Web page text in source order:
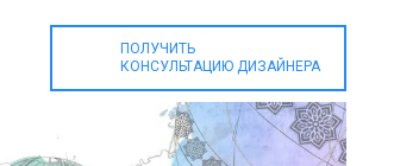
ПОЛУЧИТЬ
КОНСУЛЬТАЦИЮ ДИЗАЙНЕРА